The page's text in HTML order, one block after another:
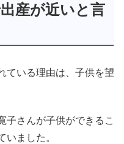
産が近いと言
ている理由は、子供を望
子さんが子供ができるこ
いました。